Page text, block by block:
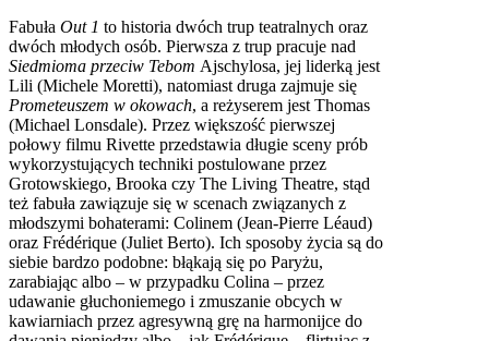
Fabuła Out 1 to historia dwóch trup teatralnych oraz
dwóch młodych osób. Pierwsza z trup pracuje nad
Siedmioma przeciw Tebom Ajschylosa, jej liderką jest
Lili (Michele Moretti), natomiast druga zajmuje się
Prometeuszem w okowach, a reżyserem jest Thomas
(Michael Lonsdale). Przez większość pierwszej
połowy filmu Rivette przedstawia długie sceny prób
wykorzystujących techniki postulowane przez
Grotowskiego, Brooka czy The Living Theatre, stąd
też fabuła zawiązuje się w scenach związanych z
młodszymi bohaterami: Colinem (Jean-Pierre Léaud)
oraz Frédérique (Juliet Berto). Ich sposoby życia są do
siebie bardzo podobne: błąkają się po Paryżu,
zarabiając albo – w przypadku Colina – przez
udawanie głuchoniemego i zmuszanie obcych w
kawiarniach przez agresywną grę na harmonijce do